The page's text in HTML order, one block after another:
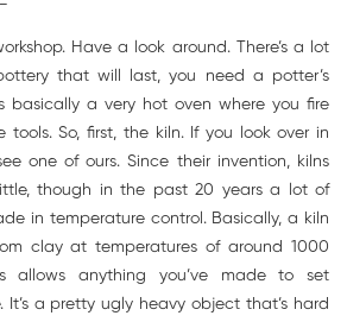
Have a look around. There’s a lot
that will last, you need a potter’s
basically a very hot oven where you fire
tools. So, first, the kiln. If you look over in
one of ours. Since their invention, kilns
though in the past 20 years a lot of
in temperature control. Basically, a kiln
clay at temperatures of around 1000
allows anything you’ve made to set
It’s a pretty ugly heavy object that’s hard